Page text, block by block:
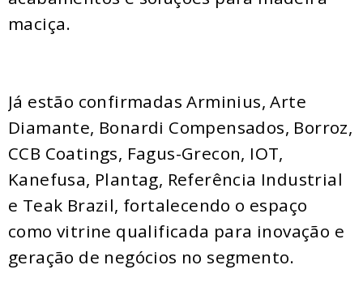
maciça.
Já estão confirmadas Arminius, Arte
Diamante, Bonardi Compensados, Borroz,
CCB Coatings, Fagus-Grecon, IOT,
Kanefusa, Plantag, Referência Industrial
e Teak Brazil, fortalecendo o espaço
como vitrine qualificada para inovação e
geração de negócios no segmento.